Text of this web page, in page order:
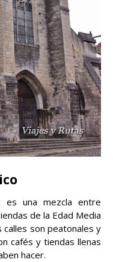
es una mezcla entre
de la Edad Media
calles son peatonales y
cafés y tiendas llenas
hacer.